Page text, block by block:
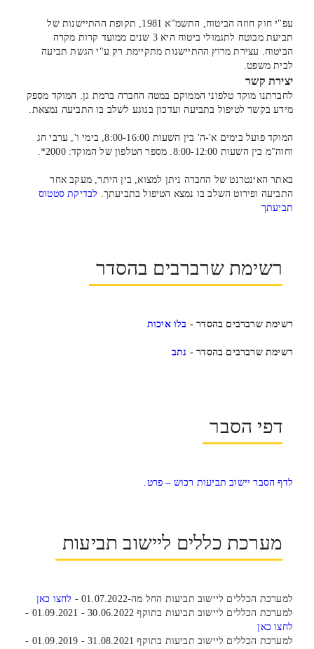
עפ"י חוק חוזה הביטוח, התשמ"א 1981, תקופת ההתיישנות של
תביעת מבוטח לתגמולי ביטוח היא 3 שנים ממועד קרות מקרה
הביטוח. עצירת מרוץ ההתיישנות מתקיימת רק ע"י הגשת תביעה
לבית משפט.
יצירת קשר
לחברתנו מוקד טלפוני הממוקם במטה החברה ברמת גן. המוקד מספק
מידע בקשר לטיפול בתביעה ועדכון בנוגע לשלב בו התביעה נמצאת.
המוקד פועל בימים א'-ה' בין השעות 8:00-16:00, בימי ו', ערבי חג
וחוה"מ בין השעות 8:00-12:00. מספר הטלפון של המוקד: 2000*.
באתר האינטרנט של החברה ניתן למצוא, בין היתר, מעקב אחר
התביעה ופירוט השלב בו נמצא הטיפול בתביעתך. לבדיקת סטטוס
תביעתך
רשימת שרברבים בהסדר
רשימת שרברבים בהסדר - בלו איכות
רשימת שרברבים בהסדר - נתב
דפי הסבר
לדף הסבר יישוב תביעות רכוש – פרט.
מערכת כללים ליישוב תביעות
למערכת הכללים ליישוב תביעות החל מה-01.07.2022 -
לחצו כאן
למערכת הכללים ליישוב תביעות בתוקף 30.06.2022 - 01.09.2021 -
לחצו כאן
למערכת הכללים ליישוב תביעות בתוקף 31.08.2021 - 01.09.2019 -